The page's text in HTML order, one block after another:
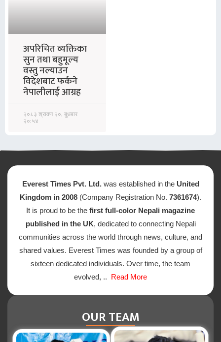
अपरिचित व्यक्तिका
सुन तथा बहुमूल्य
वस्तु नल्याउन
विदेशबाट फर्कने
नेपालीलाई आग्रह
२०८३ श्रावण २०, बुधबार
२०:५४
Everest Times Pvt. Ltd. was established in the United
Kingdom in 2008 (Company Registration No. 7361674).
It is proud to be the first full-color Nepali magazine
published in the UK, dedicated to connecting Nepali
communities across the world through news, culture, and
shared values. Everest Times was founded by a group of
sixteen dedicated individuals. Over time, the team
evolved, .. Read More
OUR TEAM